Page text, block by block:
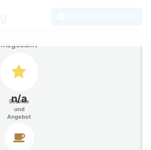
Insgesamt
n/a
Service
und
Angebot